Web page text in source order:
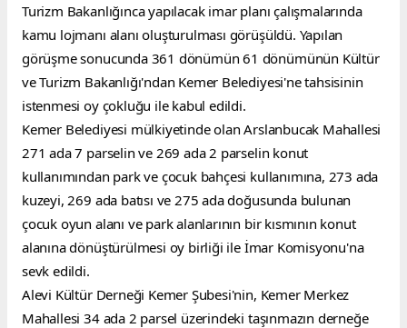
Turizm Bakanlığınca yapılacak imar planı çalışmalarında
kamu lojmanı alanı oluşturulması görüşüldü. Yapılan
görüşme sonucunda 361 dönümün 61 dönümünün Kültür
ve Turizm Bakanlığı'ndan Kemer Belediyesi'ne tahsisinin
istenmesi oy çokluğu ile kabul edildi.
Kemer Belediyesi mülkiyetinde olan Arslanbucak Mahallesi
271 ada 7 parselin ve 269 ada 2 parselin konut
kullanımından park ve çocuk bahçesi kullanımına, 273 ada
kuzeyi, 269 ada batısı ve 275 ada doğusunda bulunan
çocuk oyun alanı ve park alanlarının bir kısmının konut
alanına dönüştürülmesi oy birliği ile İmar Komisyonu'na
sevk edildi.
Alevi Kültür Derneği Kemer Şubesi'nin, Kemer Merkez
Mahallesi 34 ada 2 parsel üzerindeki taşınmazın derneğe